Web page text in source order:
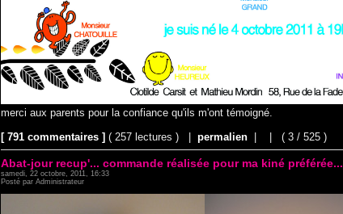
merci aux parents pour la confiance qu'ils m'ont témoigné.
[ 791 commentaires ] ( 257 lectures ) | permalien ( 3 / 525 )
Abat-jour recup'... commande réalisée pour ma kiné préférée...
samedi, 22 octobre, 2011, 16:33
Posté par Administrateur